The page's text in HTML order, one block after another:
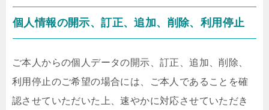
個人情報の開示、訂正、追加、削除、利用停止
ご本人からの個人データの開示、訂正、追加、削除、
利用停止のご希望の場合には、ご本人であることを確
認させていただいた上、速やかに対応させていただき